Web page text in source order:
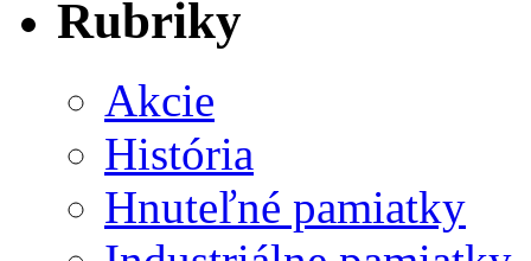
Rubriky
Akcie
História
Hnuteľné pamiatky